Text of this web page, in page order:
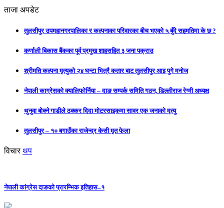
ताजा अपडेट
तुलसीपुर उपमहानगरपालिका र कल्पनाका परिवारका बीच भएको ५ बुँदे सहमतिमा के छ ?
कर्णाली बिकास बैंकका पूर्व प्रमुख शाहसहित ३ जना पक्राउ
श्रीमति कल्पना मृत्युको २४ घन्टा भित्रै कतार बाट तुलसीपुर आइ पुगे मनोज
नेपाली काग्रेसको क्यालिफोर्निया – दाङ सम्पर्क समिति गठन, डिल्लीराज रेग्मी अध्यक्ष
थुनुवा बोक्ने गाडीले ठक्कर दिदा मोटरसाइकमा सावर एक जनाको मृत्यु
तुलसीपुर – १० बगाउँका राजेन्द्र केसी मृत फेला
विचार थप
नेपाली कांग्रेस दाङको प्रारम्भिक इतिहास–१